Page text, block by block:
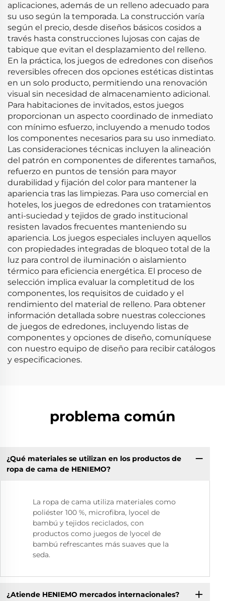
aplicaciones, además de un relleno adecuado para
su uso según la temporada. La construcción varía
según el precio, desde diseños básicos cosidos a
través hasta construcciones lujosas con cajas de
tabique que evitan el desplazamiento del relleno.
En la práctica, los juegos de edredones con diseños
reversibles ofrecen dos opciones estéticas distintas
en un solo producto, permitiendo una renovación
visual sin necesidad de almacenamiento adicional.
Para habitaciones de invitados, estos juegos
proporcionan un aspecto coordinado de inmediato
con mínimo esfuerzo, incluyendo a menudo todos
los componentes necesarios para su uso inmediato.
Las consideraciones técnicas incluyen la alineación
del patrón en componentes de diferentes tamaños,
refuerzo en puntos de tensión para mayor
durabilidad y fijación del color para mantener la
apariencia tras las limpiezas. Para uso comercial en
hoteles, los juegos de edredones con tratamientos
anti-suciedad y tejidos de grado institucional
resisten lavados frecuentes manteniendo su
apariencia. Los juegos especiales incluyen aquellos
con propiedades integradas de bloqueo total de la
luz para control de iluminación o aislamiento
térmico para eficiencia energética. El proceso de
selección implica evaluar la completitud de los
componentes, los requisitos de cuidado y el
rendimiento del material de relleno. Para obtener
información detallada sobre nuestras colecciones
de juegos de edredones, incluyendo listas de
componentes y opciones de diseño, comuníquese
con nuestro equipo de diseño para recibir catálogos
y especificaciones.
problema común
¿Qué materiales se utilizan en los productos de
ropa de cama de HENIEMO?
La ropa de cama utiliza materiales como
poliéster 100 %, microfibra, lyocel de
bambú y tejidos reciclados, con
productos como juegos de lyocel de
bambú refrescantes más suaves que la
seda.
¿Atiende HENIEMO mercados internacionales?